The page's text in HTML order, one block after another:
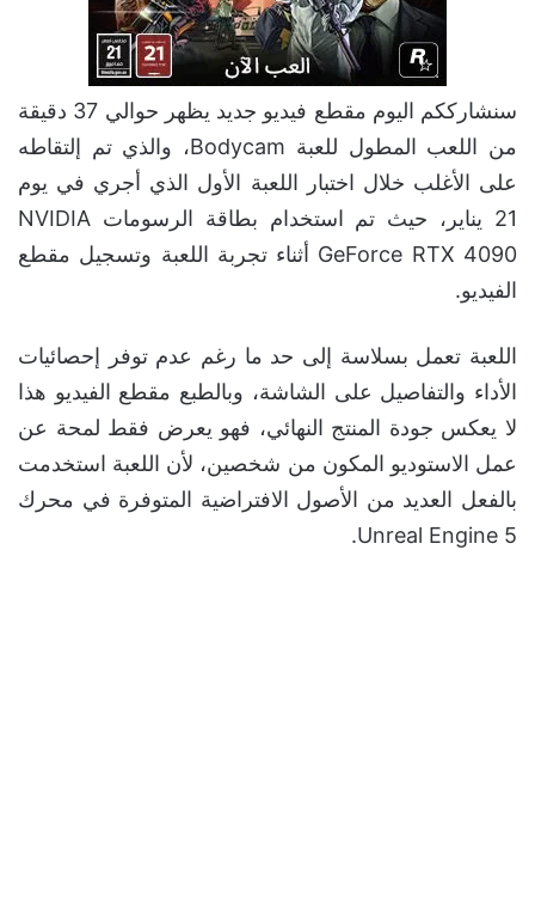
سنشارككم اليوم مقطع فيديو جديد يظهر حوالي 37 دقيقة
من اللعب المطول للعبة Bodycam، والذي تم إلتقاطه
على الأغلب خلال اختبار اللعبة الأول الذي أجري في يوم
21 يناير، حيث تم استخدام بطاقة الرسومات NVIDIA
GeForce RTX 4090 أثناء تجربة اللعبة وتسجيل مقطع
الفيديو.
اللعبة تعمل بسلاسة إلى حد ما رغم عدم توفر إحصائيات
الأداء والتفاصيل على الشاشة، وبالطبع مقطع الفيديو هذا
لا يعكس جودة المنتج النهائي، فهو يعرض فقط لمحة عن
عمل الاستوديو المكون من شخصين، لأن اللعبة استخدمت
بالفعل العديد من الأصول الافتراضية المتوفرة في محرك
Unreal Engine 5.